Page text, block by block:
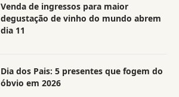
Venda de ingressos para maior
degustação de vinho do mundo abrem
dia 11
Dia dos Pais: 5 presentes que fogem do
óbvio em 2026